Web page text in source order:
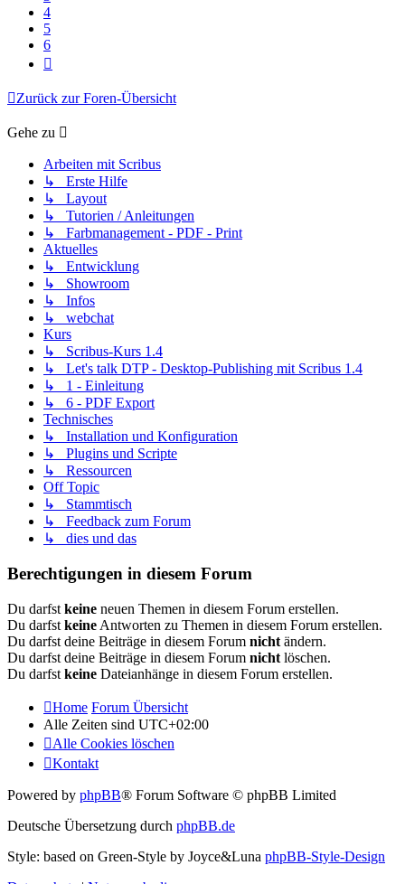
4
5
6
Zurück zur Foren-Übersicht
Gehe zu
Arbeiten mit Scribus
↳ Erste Hilfe
↳ Layout
↳ Tutorien / Anleitungen
↳ Farbmanagement - PDF - Print
Aktuelles
↳ Entwicklung
↳ Showroom
↳ Infos
↳ webchat
Kurs
↳ Scribus-Kurs 1.4
↳ Let's talk DTP - Desktop-Publishing mit Scribus 1.4
↳ 1 - Einleitung
↳ 6 - PDF Export
Technisches
↳ Installation und Konfiguration
↳ Plugins und Scripte
↳ Ressourcen
Off Topic
↳ Stammtisch
↳ Feedback zum Forum
↳ dies und das
Berechtigungen in diesem Forum
Du darfst keine neuen Themen in diesem Forum erstellen.
Du darfst keine Antworten zu Themen in diesem Forum erstellen.
Du darfst deine Beiträge in diesem Forum nicht ändern.
Du darfst deine Beiträge in diesem Forum nicht löschen.
Du darfst keine Dateianhänge in diesem Forum erstellen.
Home Forum Übersicht
Alle Zeiten sind UTC+02:00
Alle Cookies löschen
Kontakt
Powered by phpBB® Forum Software © phpBB Limited
Deutsche Übersetzung durch phpBB.de
Style: based on Green-Style by Joyce&Luna phpBB-Style-Design